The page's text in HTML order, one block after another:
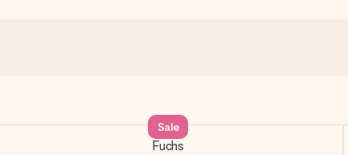
Fuchs
Sale